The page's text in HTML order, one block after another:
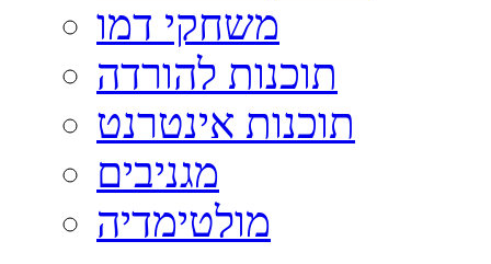
משחקי דמו
תוכנות להורדה
תוכנות אינטרנט
מגניבים
מולטימדיה